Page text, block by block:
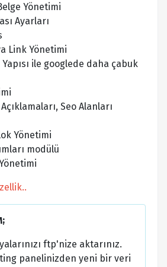
Yönetimi
Ayarları
Link Yönetimi
ile googlede daha çabuk
Seo Alanları
Yönetimi
modülü
ftp'nize aktarınız.
panelinizden yeni bir veri